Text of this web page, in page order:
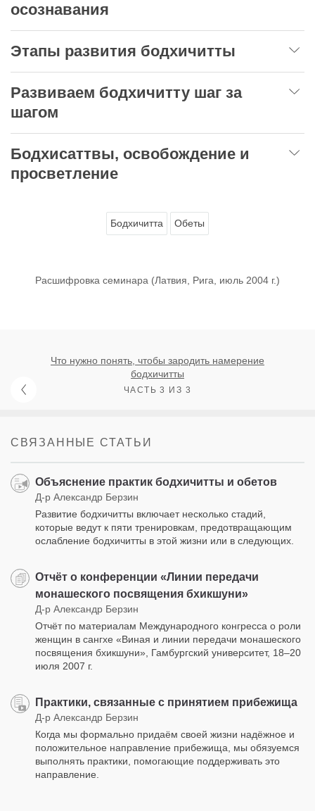
осознавания
Этапы развития бодхичитты
Развиваем бодхичитту шаг за
шагом
Бодхисаттвы, освобождение и
просветление
Бодхичитта Обеты
Расшифровка семинара (Латвия, Рига, июль 2004 г.)
Что нужно понять, чтобы зародить намерение
бодхичитты
ЧАСТЬ 3 ИЗ 3
СВЯЗАННЫЕ СТАТЬИ
Объяснение практик бодхичитты и обетов
Д-р Александр Берзин
Развитие бодхичитты включает несколько стадий,
которые ведут к пяти тренировкам, предотвращающим
ослабление бодхичитты в этой жизни или в следующих.
Отчёт о конференции «Линии передачи
монашеского посвящения бхикшуни»
Д-р Александр Берзин
Отчёт по материалам Международного конгресса о роли
женщин в сангхе «Виная и линии передачи монашеского
посвящения бхикшуни», Гамбургский университет, 18–20
июля 2007 г.
Практики, связанные с принятием прибежища
Д-р Александр Берзин
Когда мы формально придаём своей жизни надёжное и
положительное направление прибежища, мы обязуемся
выполнять практики, помогающие поддерживать это
направление.